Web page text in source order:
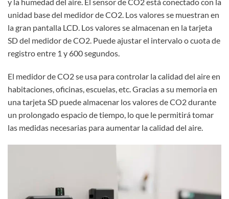
unidad base del medidor de CO2. Los valores se muestran en
la gran pantalla LCD. Los valores se almacenan en la tarjeta
SD del medidor de CO2. Puede ajustar el intervalo o cuota de
registro entre 1 y 600 segundos.
El medidor de CO2 se usa para controlar la calidad del aire en
habitaciones, oficinas, escuelas, etc. Gracias a su memoria en
una tarjeta SD puede almacenar los valores de CO2 durante
un prolongado espacio de tiempo, lo que le permitirá tomar
las medidas necesarias para aumentar la calidad del aire.